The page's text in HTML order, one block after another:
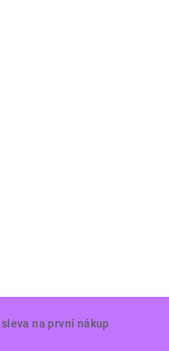
na první nákup